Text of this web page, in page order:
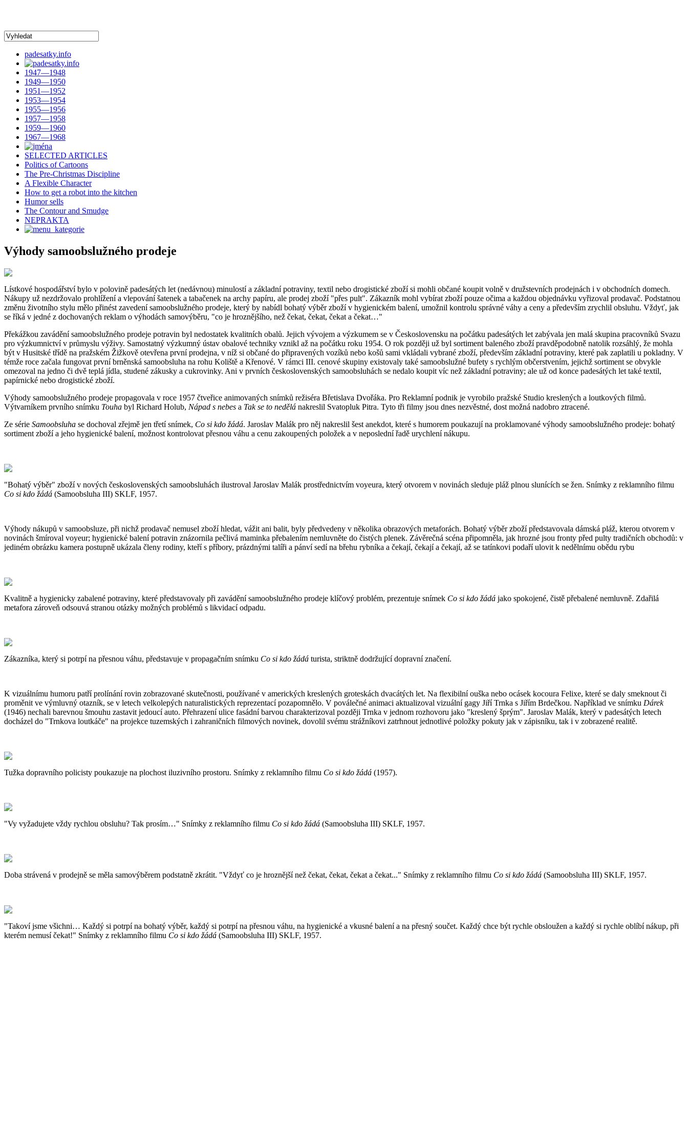
padesatky.info
1947—1948
1949—1950
1951—1952
1953—1954
1955—1956
1957—1958
1959—1960
1967—1968
SELECTED ARTICLES
Politics of Cartoons
The Pre-Christmas Discipline
A Flexible Character
How to get a robot into the kitchen
Humor sells
The Contour and Smudge
NEPRAKTA
Výhody samoobslužného prodeje
Lístkové hospodářství bylo v polovině padesátých let (nedávnou) minulostí a základní potraviny, textil nebo drogistické zboží si mohli občané koupit volně v družstevních prodejnách i v obchodních domech.
Nákupy už nezdržovalo prohlížení a vlepování šatenek a tabačenek na archy papíru, ale prodej zboží "přes pult". Zákazník mohl vybírat zboží pouze očima a každou objednávku vyřizoval prodavač. Podstatnou
změnu životního stylu mělo přinést zavedení samoobslužného prodeje, který by nabídl bohatý výběr zboží v hygienickém balení, umožnil kontrolu správné váhy a ceny a především zrychlil obsluhu. Vždyť, jak
se říká v jedné z dochovaných reklam o výhodách samovýběru, "co je hroznějšího, než čekat, čekat, čekat a čekat…"
Překážkou zavádění samoobslužného prodeje potravin byl nedostatek kvalitních obalů. Jejich vývojem a výzkumem se v Československu na počátku padesátých let zabývala jen malá skupina pracovníků Svazu
pro výzkumnictví v průmyslu výživy. Samostatný výzkumný ústav obalové techniky vznikl až na počátku roku 1954. O rok později už byl sortiment baleného zboží pravděpodobně natolik rozsáhlý, že mohla
být v Husitské třídě na pražském Žižkově otevřena první prodejna, v níž si občané do připravených vozíků nebo košů sami vkládali vybrané zboží, především základní potraviny, které pak zaplatili u pokladny. V
témže roce začala fungovat první brněnská samoobsluha na rohu Koliště a Křenové. V rámci III. cenové skupiny existovaly také samoobslužné bufety s rychlým občerstvením, jejichž sortiment se obvykle
omezoval na jedno či dvě teplá jídla, studené zákusky a cukrovinky. Ani v prvních československých samoobsluhách se nedalo koupit víc než základní potraviny; ale už od konce padesátých let také textil,
papírnické nebo drogistické zboží.
Výhody samoobslužného prodeje propagovala v roce 1957 čtveřice animovaných snímků režiséra Břetislava Dvořáka. Pro Reklamní podnik je vyrobilo pražské Studio kreslených a loutkových filmů.
Výtvarníkem prvního snímku Touha byl Richard Holub, Nápad s nebes a Tak se to nedělá nakreslil Svatopluk Pitra. Tyto tři filmy jsou dnes nezvěstné, dost možná nadobro ztracené.
Ze série Samoobsluha se dochoval zřejmě jen třetí snímek, Co si kdo žádá. Jaroslav Malák pro něj nakreslil šest anekdot, které s humorem poukazují na proklamované výhody samoobslužného prodeje: bohatý
sortiment zboží a jeho hygienické balení, možnost kontrolovat přesnou váhu a cenu zakoupených položek a v neposlední řadě urychlení nákupu.
"Bohatý výběr" zboží v nových československých samoobsluhách ilustroval Jaroslav Malák prostřednictvím voyeura, který otvorem v novinách sleduje pláž plnou slunících se žen. Snímky z reklamního filmu
Co si kdo žádá (Samoobsluha III) SKLF, 1957.
Výhody nákupů v samoobsluze, při nichž prodavač nemusel zboží hledat, vážit ani balit, byly předvedeny v několika obrazových metaforách. Bohatý výběr zboží představovala dámská pláž, kterou otvorem v
novinách šmíroval voyeur; hygienické balení potravin znázornila pečlivá maminka přebalením nemluvněte do čistých plenek. Závěrečná scéna připomněla, jak hrozné jsou fronty před pulty tradičních obchodů: v
jediném obrázku kamera postupně ukázala členy rodiny, kteří s příbory, prázdnými talíři a pánví sedí na břehu rybníka a čekají, čekají a čekají, až se tatínkovi podaří ulovit k nedělnímu obědu rybu
Kvalitně a hygienicky zabalené potraviny, které představovaly při zavádění samoobslužného prodeje klíčový problém, prezentuje snímek Co si kdo žádá jako spokojené, čistě přebalené nemluvně. Zdařilá
metafora zároveň odsouvá stranou otázky možných problémů s likvidací odpadu.
Zákazníka, který si potrpí na přesnou váhu, představuje v propagačním snímku Co si kdo žádá turista, striktně dodržující dopravní značení.
K vizuálnímu humoru patří prolínání rovin zobrazované skutečnosti, používané v amerických kreslených groteskách dvacátých let. Na flexibilní ouška nebo ocásek kocoura Felixe, které se daly smeknout či
proměnit ve výmluvný otazník, se v letech velkolepých naturalistických reprezentací pozapomnělo. V poválečné animaci aktualizoval vizuální gagy Jiří Trnka s Jiřím Brdečkou. Například ve snímku Dárek
(1946) nechali barevnou šmouhu zastavit jedoucí auto. Přehrazení ulice fasádní barvou charakterizoval později Trnka v jednom rozhovoru jako "kreslený šprým". Jaroslav Malák, který v padesátých letech
docházel do "Trnkova loutkáče" na projekce tuzemských i zahraničních filmových novinek, dovolil svému strážníkovi zatrhnout jednotlivé položky pokuty jak v zápisníku, tak i v zobrazené realitě.
Tužka dopravního policisty poukazuje na plochost iluzivního prostoru. Snímky z reklamního filmu Co si kdo žádá (1957).
"Vy vyžadujete vždy rychlou obsluhu? Tak prosím…" Snímky z reklamního filmu Co si kdo žádá (Samoobsluha III) SKLF, 1957.
Doba strávená v prodejně se měla samovýběrem podstatně zkrátit. "Vždyť co je hroznější než čekat, čekat, čekat a čekat..." Snímky z reklamního filmu Co si kdo žádá (Samoobsluha III) SKLF, 1957.
"Takoví jsme všichni… Každý si potrpí na bohatý výběr, každý si potrpí na přesnou váhu, na hygienické a vkusné balení a na přesný součet. Každý chce být rychle obsloužen a každý si rychle oblíbí nákup, při
kterém nemusí čekat!" Snímky z reklamního filmu Co si kdo žádá (Samoobsluha III) SKLF, 1957.